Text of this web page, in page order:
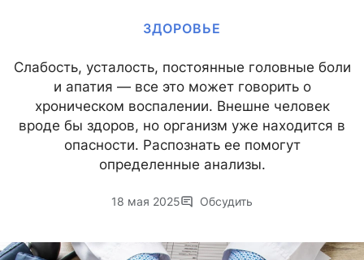
ЗДОРОВЬЕ
Слабость, усталость, постоянные головные боли
и апатия — все это может говорить о
хроническом воспалении. Внешне человек
вроде бы здоров, но организм уже находится в
опасности. Распознать ее помогут
определенные анализы.
18 мая 2025 Обсудить